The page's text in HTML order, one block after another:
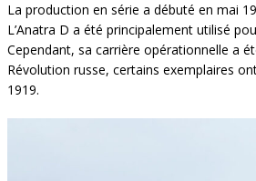
La production en série a débuté en mai
L’Anatra D a été principalement utilisé
Cependant, sa carrière opérationnelle a
Révolution russe, certains exemplaires
1919.